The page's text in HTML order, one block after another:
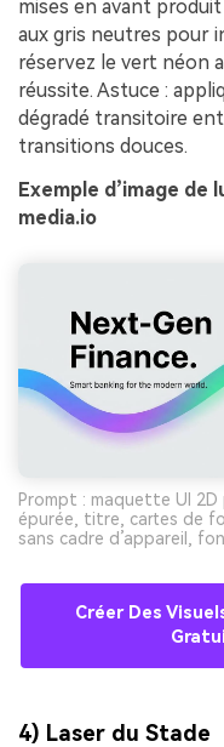
mises en avant
aux gris neutres pour
réservez le vert néon
réussite. Astuce :
dégradé transitoire
transitions douces.
Exemple d’image
media.io
Prompt : maquette UI
épurée, titre, cartes de
sans cadre d’appareil,
Créer Des
4) Laser du Stade